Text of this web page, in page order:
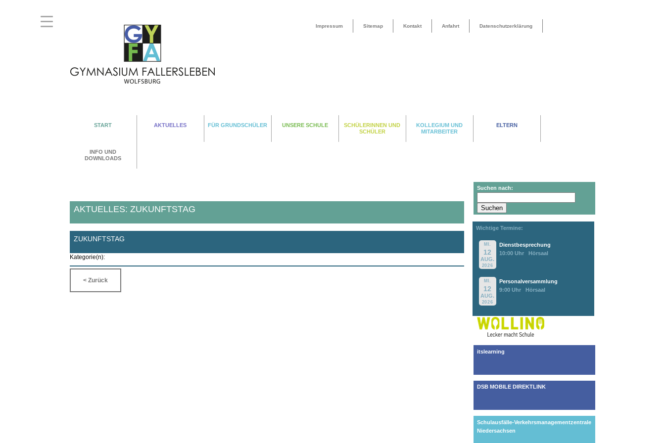
Datenschutzerklärung
Anfahrt
Kontakt
Sitemap
Impressum
START AKTUELLES FÜR GRUNDSCHÜLER UNSERE SCHULE
SCHÜLERINNEN UND
SCHÜLER
KOLLEGIUM UND
MITARBEITER
ELTERN
INFO UND
DOWNLOADS
AKTUELLES: ZUKUNFTSTAG
ZUKUNFTSTAG
Kategorie(n):
< Zurück
Suchen nach:
Wichtige Termine:
MI.
12
AUG.
2026
Dienstbesprechung
10:00 Uhr
Hörsaal
MI.
12
AUG.
2026
Personalversammlung
9:00 Uhr
Hörsaal
itslearning
DSB MOBILE DIREKTLINK
Schulausfälle-Verkehrsmanagementzentrale
Niedersachsen